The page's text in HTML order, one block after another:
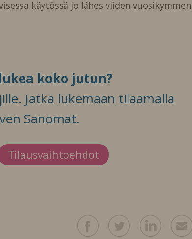
käytössä jo lähes viiden
koko jutun?
Jatka lukemaan tilaamalla
Sanomat.
Tilausvaihtoehdot